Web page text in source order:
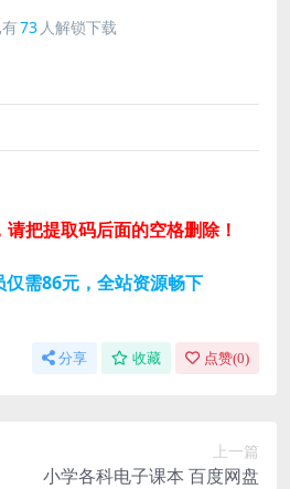
73 人解锁下载
把提取码后面的空格删除！
需86元，全站资源畅下
分享 收藏 点赞(0)
上一篇
小学各科电子课本 百度网盘